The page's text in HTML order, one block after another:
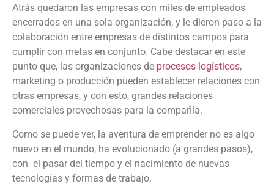
Atrás quedaron las empresas con miles de empleados
encerrados en una sola organización, y le dieron paso a la
colaboración entre empresas de distintos campos para
cumplir con metas en conjunto. Cabe destacar en este
punto que, las organizaciones de procesos logísticos,
marketing o producción pueden establecer relaciones con
otras empresas, y con esto, grandes relaciones
comerciales provechosas para la compañía.
Como se puede ver, la aventura de emprender no es algo
nuevo en el mundo, ha evolucionado (a grandes pasos),
con el pasar del tiempo y el nacimiento de nuevas
tecnologías y formas de trabajo.